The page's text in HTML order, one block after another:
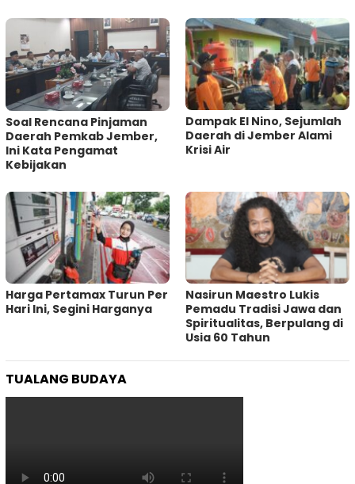
‎Soal Rencana Pinjaman
Daerah Pemkab Jember,
Ini Kata Pengamat
Kebijakan ‎
Dampak El Nino, Sejumlah
Daerah di Jember Alami
Krisi Air
Harga Pertamax Turun Per
Hari Ini, Segini Harganya
‎Nasirun Maestro Lukis
Pemadu Tradisi Jawa dan
Spiritualitas, Berpulang di
Usia 60 Tahun
TUALANG BUDAYA